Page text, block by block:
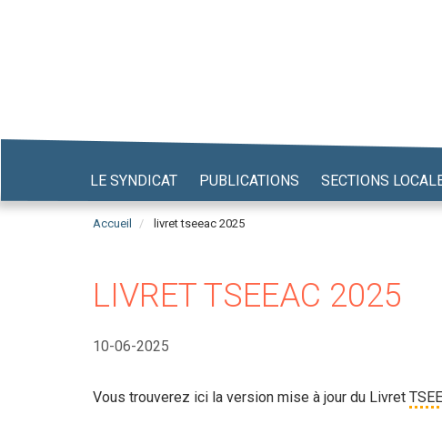
LE SYNDICAT PUBLICATIONS SECTIONS
Accueil livret tseeac 2025
LIVRET TSEEAC 2025
10-06-2025
Vous trouverez ici la version mise à jour du Livret